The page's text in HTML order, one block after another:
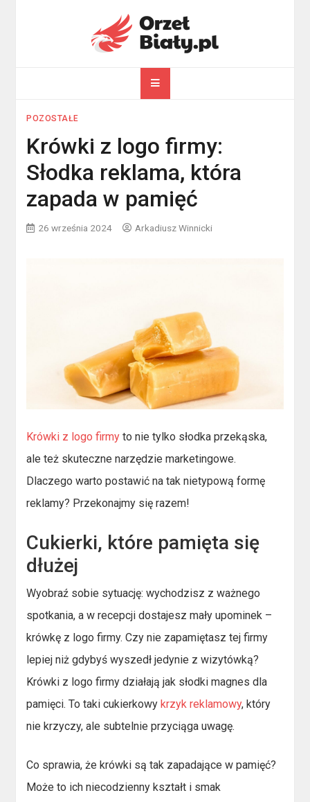
orzelbialy.pl
POZOSTAŁE
Krówki z logo firmy:
Słodka reklama, która
zapada w pamięć
26 września 2024 Arkadiusz Winnicki
Krówki z logo firmy to nie tylko słodka przekąska,
ale też skuteczne narzędzie marketingowe.
Dlaczego warto postawić na tak nietypową formę
reklamy? Przekonajmy się razem!
Cukierki, które pamięta się
dłużej
Wyobraź sobie sytuację: wychodzisz z ważnego
spotkania, a w recepcji dostajesz mały upominek –
krówkę z logo firmy. Czy nie zapamiętasz tej firmy
lepiej niż gdybyś wyszedł jedynie z wizytówką?
Krówki z logo firmy działają jak słodki magnes dla
pamięci. To taki cukierkowy krzyk reklamowy, który
nie krzyczy, ale subtelnie przyciąga uwagę.
Co sprawia, że krówki są tak zapadające w pamięć?
Może to ich niecodzienny kształt i smak